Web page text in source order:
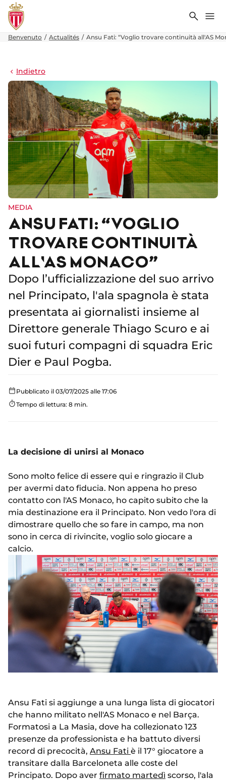
Ricerca
Benvenuto Actualités Ansu Fati: “Voglio trovare continuità all'AS
Indietro
MEDIA
ANSU FATI: “VOGLIO
TROVARE CONTINUITÀ
ALL'AS MONACO”
Dopo l’ufficializzazione del suo arrivo
nel Principato, l'ala spagnola è stata
presentata ai giornalisti insieme al
Direttore generale Thiago Scuro e ai
suoi futuri compagni di squadra Eric
Dier e Paul Pogba.
Pubblicato il 03/07/2025 alle 17:06
Tempo di lettura: 8 min.
La decisione di unirsi al Monaco
Sono molto felice di essere qui e ringrazio il Club
per avermi dato fiducia. Non appena ho preso
contatto con l'AS Monaco, ho capito subito che la
mia destinazione era il Principato. Non vedo l'ora di
dimostrare quello che so fare in campo, ma non
sono in cerca di rivincite, voglio solo giocare a
calcio.
Ansu Fati si aggiunge a una lunga lista di giocatori
che hanno militato nell'AS Monaco e nel Barça.
Formatosi a La Masia, dove ha collezionato 123
presenze da professionista e ha battuto diversi
record di precocità, Ansu Fati è il 17° giocatore a
transitare dalla Barceloneta alle coste del
Principato. Dopo aver firmato martedì scorso, l'ala